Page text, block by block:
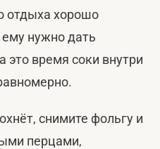
отдыха хорошо
нужно дать
это время соки внутри
снимите фольгу и
перцами,